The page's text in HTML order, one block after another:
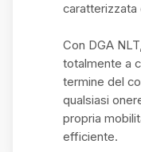
caratterizzata
Con DGA
totalmente a
termine del
qualsiasi
propria
efficiente.